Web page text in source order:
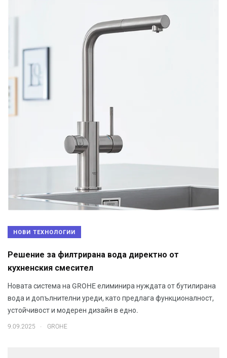
НОВИ ТЕХНОЛОГИИ
Решение за филтрирана вода директно от
кухненския смесител
Новата система на GROHE елиминира нуждата от бутилирана
вода и допълнителни уреди, като предлага функционалност,
устойчивост и модерен дизайн в едно.
9.09.2025 . GROHE